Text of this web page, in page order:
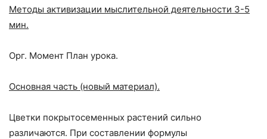
Методы активизации мыслительной деятельности 3-5
мин.
Орг. Момент План урока.
Основная часть (новый материал).
Цветки покрытосеменных растений сильно
различаются. При составлении формулы